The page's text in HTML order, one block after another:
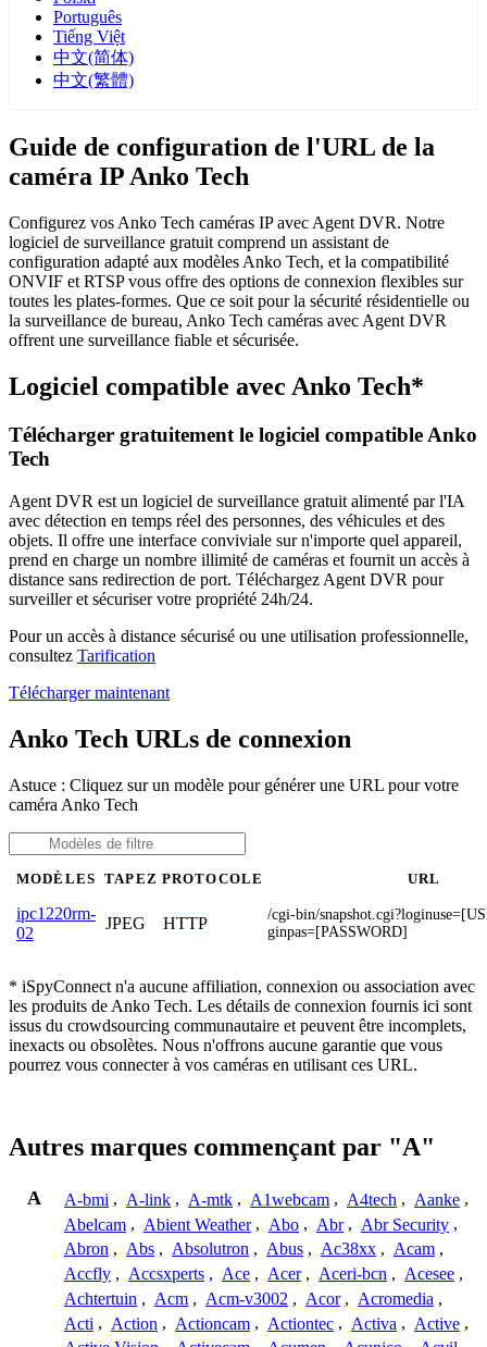
Português
Tiếng Việt
中文(简体)
中文(繁體)
Guide de configuration de l'URL de la
caméra IP Anko Tech
Configurez vos Anko Tech caméras IP avec Agent DVR. Notre
logiciel de surveillance gratuit comprend un assistant de
configuration adapté aux modèles Anko Tech, et la compatibilité
ONVIF et RTSP vous offre des options de connexion flexibles sur
toutes les plates-formes. Que ce soit pour la sécurité résidentielle ou
la surveillance de bureau, Anko Tech caméras avec Agent DVR
offrent une surveillance fiable et sécurisée.
Logiciel compatible avec Anko Tech*
Télécharger gratuitement le logiciel compatible Anko
Tech
Agent DVR est un logiciel de surveillance gratuit alimenté par l'IA
avec détection en temps réel des personnes, des véhicules et des
objets. Il offre une interface conviviale sur n'importe quel appareil,
prend en charge un nombre illimité de caméras et fournit un accès à
distance sans redirection de port. Téléchargez Agent DVR pour
surveiller et sécuriser votre propriété 24h/24.
Pour un accès à distance sécurisé ou une utilisation professionnelle,
consultez Tarification
Télécharger maintenant
Anko Tech URLs de connexion
Astuce : Cliquez sur un modèle pour générer une URL pour votre
caméra Anko Tech
MODÈLES TAPEZ PROTOCOLE URL
ipc1220rm-
02
JPEG HTTP
/cgi-bin/
ginpas=[PASSWORD]
* iSpyConnect n'a aucune affiliation, connexion ou association avec
les produits de Anko Tech. Les détails de connexion fournis ici sont
issus du crowdsourcing communautaire et peuvent être incomplets,
inexacts ou obsolètes. Nous n'offrons aucune garantie que vous
pourrez vous connecter à vos caméras en utilisant ces URL.
Autres marques commençant par "A"
A A-bmi , A-link , A-mtk , A1webcam , A4tech , Aanke ,
Abelcam , Abient Weather , Abo , Abr , Abr Security ,
Abron , Abs , Absolutron , Abus , Ac38xx , Acam ,
Accfly , Accsxperts , Ace , Acer , Aceri-bcn , Acesee ,
Achtertuin , Acm , Acm-v3002 , Acor , Acromedia ,
Acti , Action , Actioncam , Actiontec , Activa , Active ,